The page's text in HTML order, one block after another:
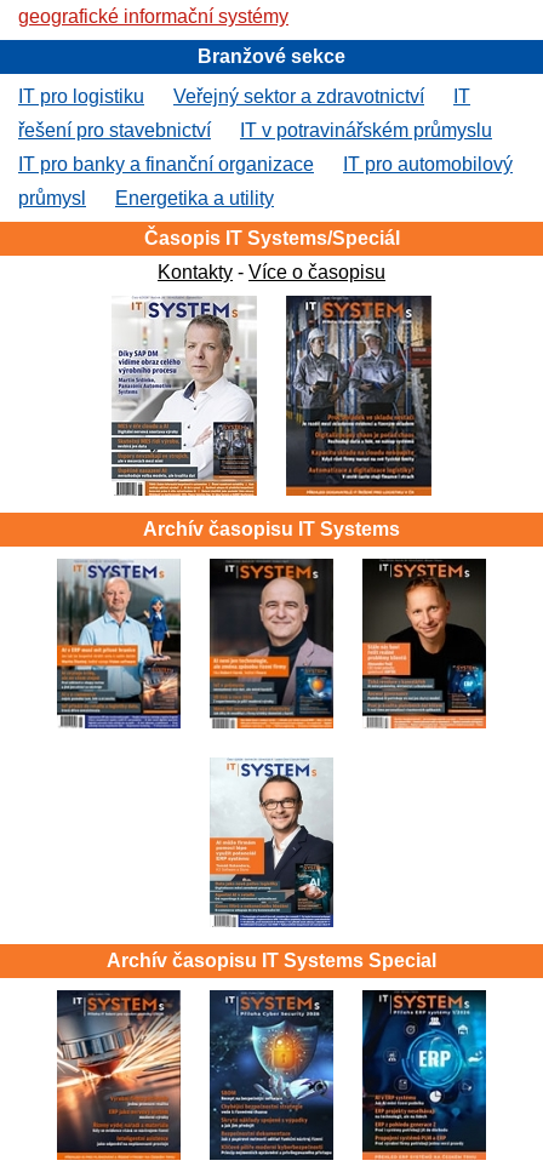
geografické informační systémy
Branžové sekce
IT pro logistiku
Veřejný sektor a zdravotnictví
IT
řešení pro stavebnictví
IT v potravinářském průmyslu
IT pro banky a finanční organizace
IT pro automobilový
průmysl
Energetika a utility
Časopis IT Systems/Speciál
Kontakty - Více o časopisu
Archív časopisu IT Systems
Archív časopisu IT Systems Special